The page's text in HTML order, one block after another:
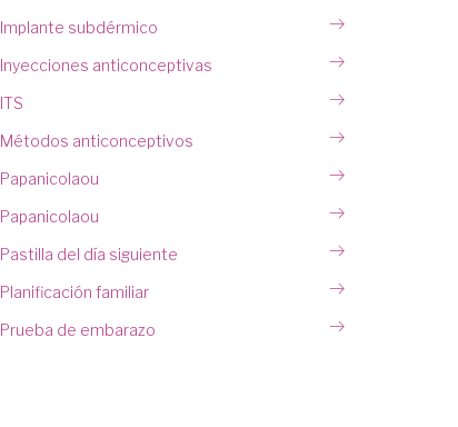
Implante subdérmico
Inyecciones anticonceptivas
ITS
Métodos anticonceptivos
Papanicolaou
Papanicolaou
Pastilla del día siguiente
Planificación familiar
Prueba de embarazo